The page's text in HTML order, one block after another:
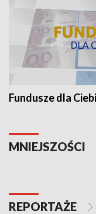
Fundusze dla
MNIEJSZOŚCI
REPORTAŻE